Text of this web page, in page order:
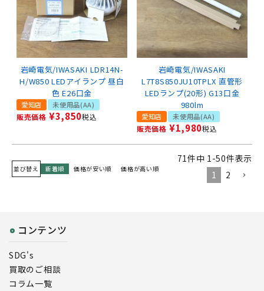
岩崎電気/IWASAKI LDR14N-
H/W850 LEDアイランプ 昼白
色 E26口金
愛知店 未使用品(AA)
販売価格 ¥3,850税込
岩崎電気/IWASAKI
L7T8S850JU10TPLX 直管形
LEDランプ(20形) G13口金
980lm
愛知店 未使用品(AA)
販売価格 ¥1,980税込
並び替え 新着順 価格が安い順 価格が高い順
71件中 1 -50件表示
1
2
コンテンツ
SDG's
買取のご相談
コラム一覧